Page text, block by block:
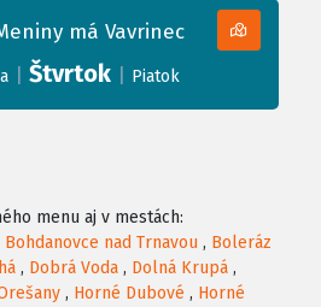
má Vavrinec
Štvrtok Piatok
menu aj v mestách:
Bohdanovce nad Trnavou , Boleráz
, Dobrá Voda , Dolná Krupá ,
, Horné Dubové , Horné